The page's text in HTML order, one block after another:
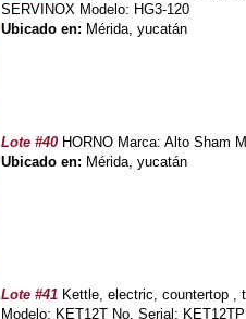
SERVINOX Modelo: HG3-120
Ubicado en: Mérida, yucatán
Lote #40 HORNO Marca: Alto Sham
Ubicado en: Mérida, yucatán
Lote #41 Kettle, electric, countertop ,
Modelo: KET12T No. Serial: KET12TP